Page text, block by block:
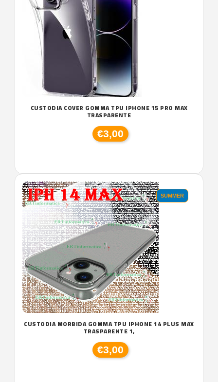
CUSTODIA COVER GOMMA TPU IPHONE 15 PRO MAX
TRASPARENTE
€3,00
SUMMER
CUSTODIA MORBIDA GOMMA TPU IPHONE 14 PLUS MAX
TRASPARENTE 1,
€3,00